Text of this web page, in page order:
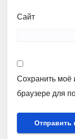
Сайт
Сохранить моё
браузере для